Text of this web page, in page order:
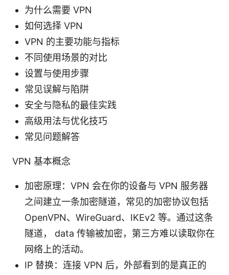
为什么需要 VPN
如何选择 VPN
VPN 的主要功能与指标
不同使用场景的对比
设置与使用步骤
常见误解与陷阱
安全与隐私的最佳实践
高级用法与优化技巧
常见问题解答
VPN 基本概念
加密原理：VPN 会在你的设备与 VPN 服务器
之间建立一条加密隧道，常见的加密协议包括
OpenVPN、WireGuard、IKEv2 等。通过这条
隧道， data 传输被加密，第三方难以读取你在
网络上的活动。
IP 替换：连接 VPN 后，外部看到的是真正的